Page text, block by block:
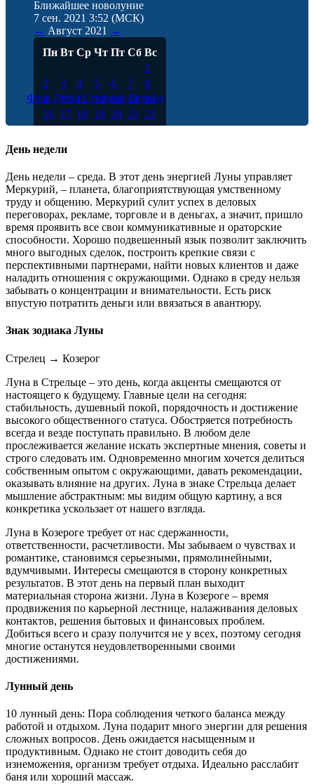
Ближайшее новолуние
7 сен. 2021 3:52 (МСК)
← Август 2021 →
Пн Вт Ср Чт Пт Сб Вс
1
2
3 4 5 6 7
8
9
10 11 12 13 14 15
16 17 18 19 20 21
22
23 24 25 26 27 28
29 30
Фаза Луны Стрижка Огород
День недели
День недели – среда. В этот день энергией Луны управляет
Меркурий, – планета, благоприятствующая умственному
труду и общению. Меркурий сулит успех в деловых
переговорах, рекламе, торговле и в деньгах, а значит, пришло
время проявить все свои коммуникативные и ораторские
способности. Хорошо подвешенный язык позволит заключить
много выгодных сделок, построить крепкие связи с
перспективными партнерами, найти новых клиентов и даже
наладить отношения с окружающими. Однако в среду нельзя
забывать о концентрации и внимательности. Есть риск
впустую потратить деньги или ввязаться в авантюру.
Знак зодиака Луны
Стрелец → Козерог
Луна в Стрельце – это день, когда акценты смещаются от
настоящего к будущему. Главные цели на сегодня:
стабильность, душевный покой, порядочность и достижение
высокого общественного статуса. Обостряется потребность
всегда и везде поступать правильно. В любом деле
прослеживается желание искать экспертные мнения, советы и
строго следовать им. Одновременно многим хочется делиться
собственным опытом с окружающими, давать рекомендации,
оказывать влияние на других. Луна в знаке Стрельца делает
мышление абстрактным: мы видим общую картину, а вся
конкретика ускользает от нашего взгляда.
Луна в Козероге требует от нас сдержанности,
ответственности, расчетливости. Мы забываем о чувствах и
романтике, становимся серьезными, прямолинейными,
вдумчивыми. Интересы смещаются в сторону конкретных
результатов. В этот день на первый план выходит
материальная сторона жизни. Луна в Козероге – время
продвижения по карьерной лестнице, налаживания деловых
контактов, решения бытовых и финансовых проблем.
Добиться всего и сразу получится не у всех, поэтому сегодня
многие останутся неудовлетворенными своими
достижениями.
Лунный день
10 лунный день: Пора соблюдения четкого баланса между
работой и отдыхом. Луна подарит много энергии для решения
сложных вопросов. День ожидается насыщенным и
продуктивным. Однако не стоит доводить себя до
изнеможения, организм требует отдыха. Идеально расслабит
баня или хороший массаж.